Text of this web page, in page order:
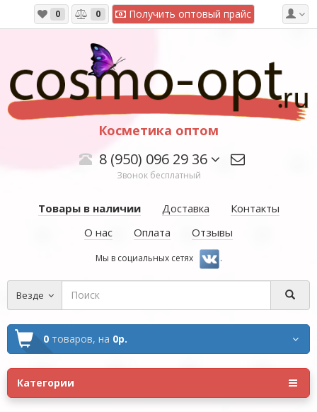
0 0 Получить оптовый прайс
Косметика оптом
8 (950) 096 29 36
Звонок бесплатный
Товары в наличии Доставка
Контакты
О нас
Оплата Отзывы
Мы в социальных сетях .
Везде
0 товаров, на 0р.
Категории